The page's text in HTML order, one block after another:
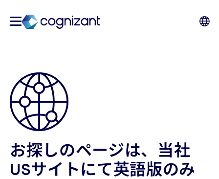
お探しのページは、当社
USサイトにて英語版のみ